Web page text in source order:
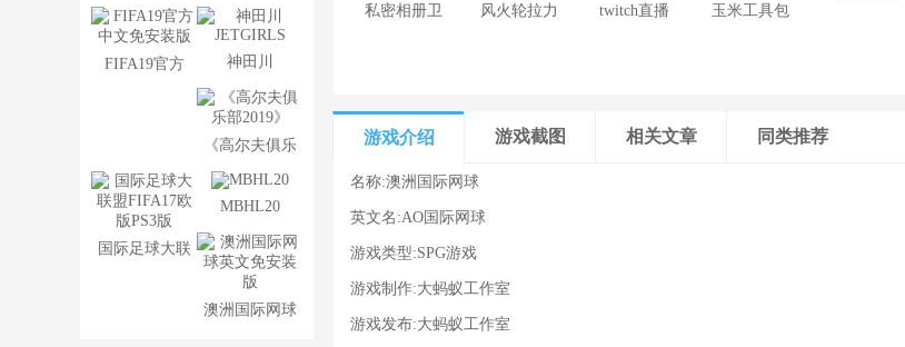
FIFA19官方 神田川
JETGIRLS
《高尔夫俱乐
部2019》
国际足球大联
MBHL20
澳洲国际网球
​私密相册卫 风火轮拉力 twitch直播 玉米工具包
游戏介绍 游戏截图 相关文章 同类推荐
名称:澳洲国际网球
英文名:AO国际网球
游戏类型:SPG游戏
游戏制作:大蚂蚁工作室
游戏发布:大蚂蚁工作室